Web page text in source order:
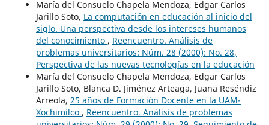
María del Consuelo Chapela Mendoza, Edgar Carlos
Jarillo Soto, La computación en educación al inicio del
siglo. Una perspectiva desde los intereses humanos
del conocimiento , Reencuentro. Análisis de
problemas universitarios: Núm. 28 (2000): No. 28,
Perspectiva de las nuevas tecnologías en la educación
María del Consuelo Chapela Mendoza, Edgar Carlos
Jarillo Soto, Blanca D. Jiménez Arteaga, Juana Reséndiz
Arreola, 25 años de Formación Docente en la UAM-
Xochimilco , Reencuentro. Análisis de problemas